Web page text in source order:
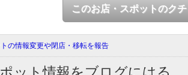
このお店・スポットのク
の情報変更や閉店・移転を報告
ット情報をブログにはる